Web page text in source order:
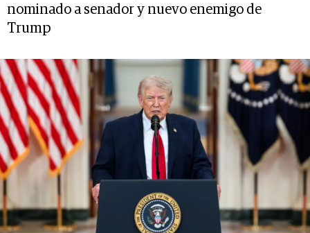
nominado a senador y nuevo enemigo de
Trump